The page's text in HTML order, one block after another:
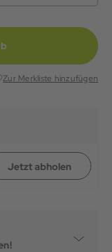
Zur Merkliste hinzufügen
Jetzt abholen